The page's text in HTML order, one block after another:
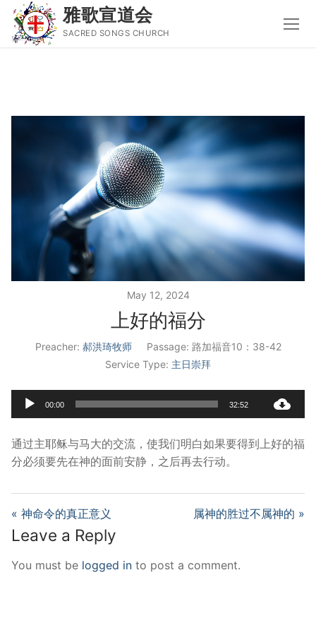
雅歌宣道会
SACRED SONGS CHURCH
Search
圣经导读新唱
属灵书籍
聚会信息
关于我们
May 12, 2024
上好的福分
Preacher: 郝洪琦牧师 Passage: 路加福音10：38-42
Service Type: 主日崇拜
Audio
Player
00:00 32:52
通过主耶稣与马大的交流，使我们明白如果要得到上好的福
分必须要先在神的面前安静，之后再去行动。
« 神命令的真正意义 属神的胜过不属神的 »
Leave a Reply
You must be logged in to post a comment.